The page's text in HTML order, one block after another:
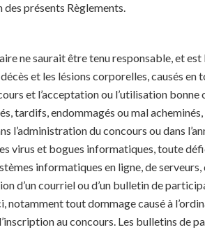
des présents Règlements.
ne saurait être tenu responsable, et
et les lésions corporelles, causés en
et l’acceptation ou l’utilisation bonne
tardifs, endommagés ou mal
du concours ou dans
virus et bogues informatiques, toute
informatiques en ligne, de serveurs,
d’un courriel ou d’un bulletin de
tout dommage causé à
au concours. Les bulletins de